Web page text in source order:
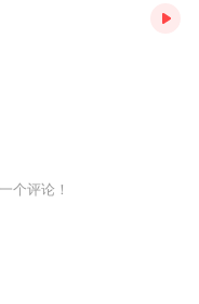
个评论！